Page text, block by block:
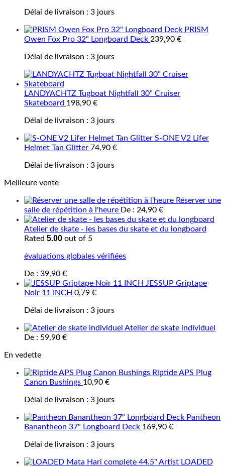
Délai de livraison : 3 jours
PRISM
Owen Fox Pro 32" Longboard Deck 239,90 €
Délai de livraison : 3 jours
LANDYACHTZ Tugboat Nightfall 30” Cruiser
Skateboard 198,90 €
Délai de livraison : 3 jours
S-ONE V2 Lifer
Helmet Tan Glitter 74,90 €
Délai de livraison : 3 jours
Meilleure vente
Réserver une
salle de répétition à l'heure De : 24,90 €
Atelier de skate - les bases du skate et du longboard
Rated 5.00 out of 5
évaluations globales vérifiées
De : 39,90 €
JESSUP Griptape
Noir 11 INCH 0,79 €
Délai de livraison : 3 jours
Atelier de skate individuel
De : 59,90 €
En vedette
Riptide APS Plug
Canon Bushings 10,90 €
Délai de livraison : 3 jours
Pantheon
Banantheon 37" Longboard Deck 169,90 €
Délai de livraison : 3 jours
LOADED